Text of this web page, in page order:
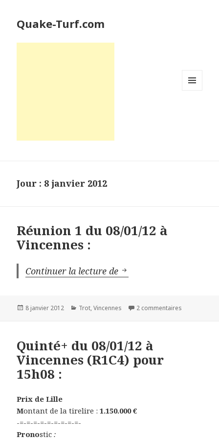
Quake-Turf.com
Jour : 8 janvier 2012
Réunion 1 du 08/01/12 à
Vincennes :
Continuer la lecture de Réunion 1 du 08/01/12
Publié
8 janvier 2012 Catégories
Trot,Vincennes 2 commentaires
Quinté+ du 08/01/12 à
Vincennes (R1C4) pour
15h08 :
Prix de Lille
Montant de la tirelire :1.150.000 €
-=-=-=-=-=-=-=-=-=-
Pronostic: